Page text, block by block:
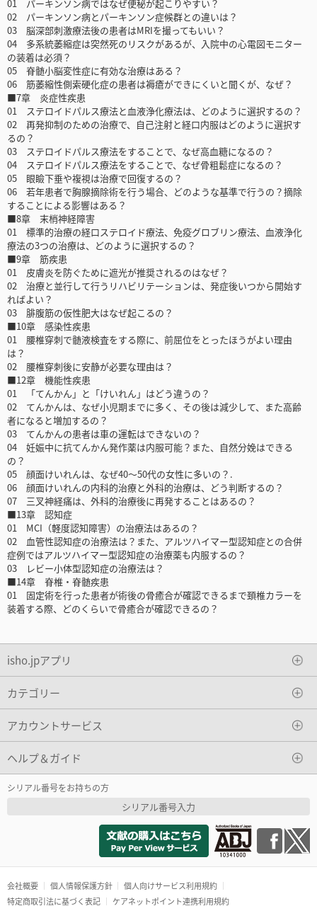
01 パーキンソン病ではなぜ便秘が起こりやすい？
02 パーキンソン病とパーキンソン症候群との違いは？
03 脳深部刺激療法後の患者はMRIを撮ってもいい？
04 多系統萎縮症は突然死のリスクがあるが、入院中の心電図モニター
の装着は必須？
05 脊髄小脳変性症に有効な治療はある？
06 筋萎縮性側索硬化症の患者は褥瘡ができにくいと聞くが、なぜ？
■7章 炎症性疾患
01 ステロイドパルス療法と血液浄化療法は、どのように選択するの？
02 再発抑制のための治療で、自己注射と経口内服はどのように選択す
るの？
03 ステロイドパルス療法をすることで、なぜ高血糖になるの？
04 ステロイドパルス療法をすることで、なぜ骨粗鬆症になるの？
05 眼瞼下垂や複視は治療で回復するの？
06 若年患者で胸腺摘除術を行う場合、どのような基準で行うの？摘除
することによる影響はある？
■8章 末梢神経障害
01 標準的治療の経口ステロイド療法、免疫グロブリン療法、血液浄化
療法の3つの治療は、どのように選択するの？
■9章 筋疾患
01 皮膚炎を防ぐために遮光が推奨されるのはなぜ？
02 治療と並行して行うリハビリテーションは、発症後いつから開始す
ればよい？
03 腓腹筋の仮性肥大はなぜ起こるの？
■10章 感染性疾患
01 腰椎穿刺で髄液検査をする際に、前屈位をとったほうがよい理由
は？
02 腰椎穿刺後に安静が必要な理由は？
■12章 機能性疾患
01 「てんかん」と「けいれん」はどう違うの？
02 てんかんは、なぜ小児期までに多く、その後は減少して、また高齢
者になると増加するの？
03 てんかんの患者は車の運転はできないの？
04 妊娠中に抗てんかん発作薬は内服可能？また、自然分娩はできる
の？
05 顔面けいれんは、なぜ40～50代の女性に多いの？.
06 顔面けいれんの内科的治療と外科的治療は、どう判断するの？
07 三叉神経痛は、外科的治療後に再発することはあるの？
■13章 認知症
01 MCI（軽度認知障害）の治療法はあるの？
02 血管性認知症の治療法は？また、アルツハイマー型認知症との合併
症例ではアルツハイマー型認知症の治療薬も内服するの？
03 レビー小体型認知症の治療法は？
■14章 脊椎・脊髄疾患
01 固定術を行った患者が術後の骨癒合が確認できるまで頚椎カラーを
装着する際、どのくらいで骨癒合が確認できるの？
isho.jpアプリ
カテゴリー
アカウントサービス
ヘルプ＆ガイド
シリアル番号をお持ちの方
シリアル番号入力
会社概要 個人情報保護方針
個人向けサービス利用規約
特定商取引法に基づく表記
ケアネットポイント連携利用規約